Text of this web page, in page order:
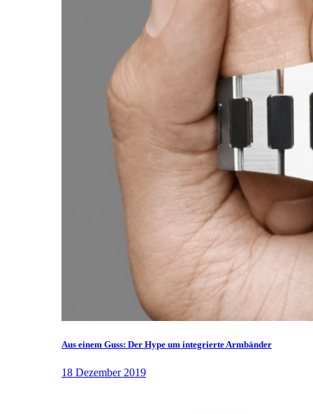
Aus einem Guss: Der Hype um integrierte Armbänder
18 Dezember 2019